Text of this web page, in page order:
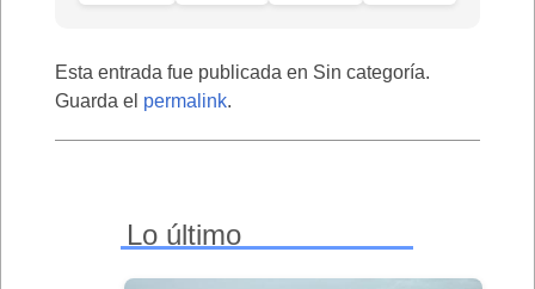
Esta entrada fue publicada en Sin categoría.
Guarda el permalink.
Lo último